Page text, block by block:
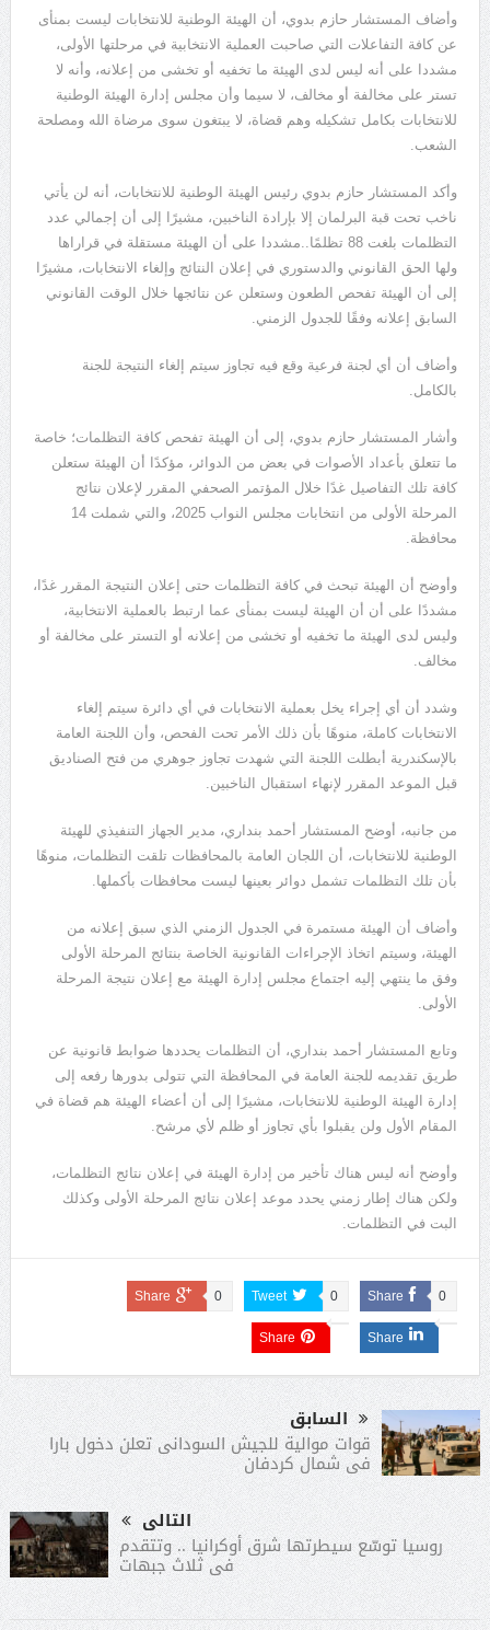
وأضاف المستشار حازم بدوي، أن الهيئة الوطنية للانتخابات ليست بمنأى
عن كافة التفاعلات التي صاحبت العملية الانتخابية في مرحلتها الأولى،
مشددا على أنه ليس لدى الهيئة ما تخفيه أو تخشى من إعلانه، وأنه لا
تستر على مخالفة أو مخالف، لا سيما وأن مجلس إدارة الهيئة الوطنية
للانتخابات بكامل تشكيله وهم قضاة، لا يبتغون سوى مرضاة الله ومصلحة
الشعب.
وأكد المستشار حازم بدوي رئيس الهيئة الوطنية للانتخابات، أنه لن يأتي
ناخب تحت قبة البرلمان إلا بإرادة الناخبين، مشيرًا إلى أن إجمالي عدد
التظلمات بلغت 88 تظلمًا..مشددا على أن الهيئة مستقلة في قراراها
ولها الحق القانوني والدستوري في إعلان النتائج وإلغاء الانتخابات، مشيرًا
إلى أن الهيئة تفحص الطعون وستعلن عن نتائجها خلال الوقت القانوني
السابق إعلانه وفقًا للجدول الزمني.
وأضاف أن أي لجنة فرعية وقع فيه تجاوز سيتم إلغاء النتيجة للجنة
بالكامل.
وأشار المستشار حازم بدوي، إلى أن الهيئة تفحص كافة التظلمات؛ خاصة
ما تتعلق بأعداد الأصوات في بعض من الدوائر، مؤكدًا أن الهيئة ستعلن
كافة تلك التفاصيل غدًا خلال المؤتمر الصحفي المقرر لإعلان نتائج
المرحلة الأولى من انتخابات مجلس النواب 2025، والتي شملت 14
محافظة.
وأوضح أن الهيئة تبحث في كافة التظلمات حتى إعلان النتيجة المقرر غدًا،
مشددًا على أن أن الهيئة ليست بمنأى عما ارتبط بالعملية الانتخابية،
وليس لدى الهيئة ما تخفيه أو تخشى من إعلانه أو التستر على مخالفة أو
مخالف.
وشدد أن أي إجراء يخل بعملية الانتخابات في أي دائرة سيتم إلغاء
الانتخابات كاملة، منوهًا بأن ذلك الأمر تحت الفحص، وأن اللجنة العامة
بالإسكندرية أبطلت اللجنة التي شهدت تجاوز جوهري من فتح الصناديق
قبل الموعد المقرر لإنهاء استقبال الناخبين.
من جانبه، أوضح المستشار أحمد بنداري، مدير الجهاز التنفيذي للهيئة
الوطنية للانتخابات، أن اللجان العامة بالمحافظات تلقت التظلمات، منوهًا
بأن تلك التظلمات تشمل دوائر بعينها ليست محافظات بأكملها.
وأضاف أن الهيئة مستمرة في الجدول الزمني الذي سبق إعلانه من
الهيئة، وسيتم اتخاذ الإجراءات القانونية الخاصة بنتائج المرحلة الأولى
وفق ما ينتهي إليه اجتماع مجلس إدارة الهيئة مع إعلان نتيجة المرحلة
الأولى.
وتابع المستشار أحمد بنداري، أن التظلمات يحددها ضوابط قانونية عن
طريق تقديمه للجنة العامة في المحافظة التي تتولى بدورها رفعه إلى
إدارة الهيئة الوطنية للانتخابات، مشيرًا إلى أن أعضاء الهيئة هم قضاة في
المقام الأول ولن يقبلوا بأي تجاوز أو ظلم لأي مرشح.
وأوضح أنه ليس هناك تأخير من إدارة الهيئة في إعلان نتائج التظلمات،
ولكن هناك إطار زمني يحدد موعد إعلان نتائج المرحلة الأولى وكذلك
البت في التظلمات.
Share 0
Tweet 0
Share 0
Share
Share
السابق
قوات موالية للجيش السودانى تعلن دخول بارا
فى شمال كردفان
التالى
روسيا توسّع سيطرتها شرق أوكرانيا .. وتتقدم
فى ثلاث جبهات